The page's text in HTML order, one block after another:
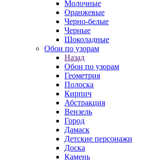
Молочные
Оранжевые
Черно-белые
Черные
Шоколадные
Обои по узорам
Назад
Обои по узорам
Геометрия
Полоска
Кирпич
Абстракция
Вензель
Город
Дамаск
Детские персонажи
Доска
Камень